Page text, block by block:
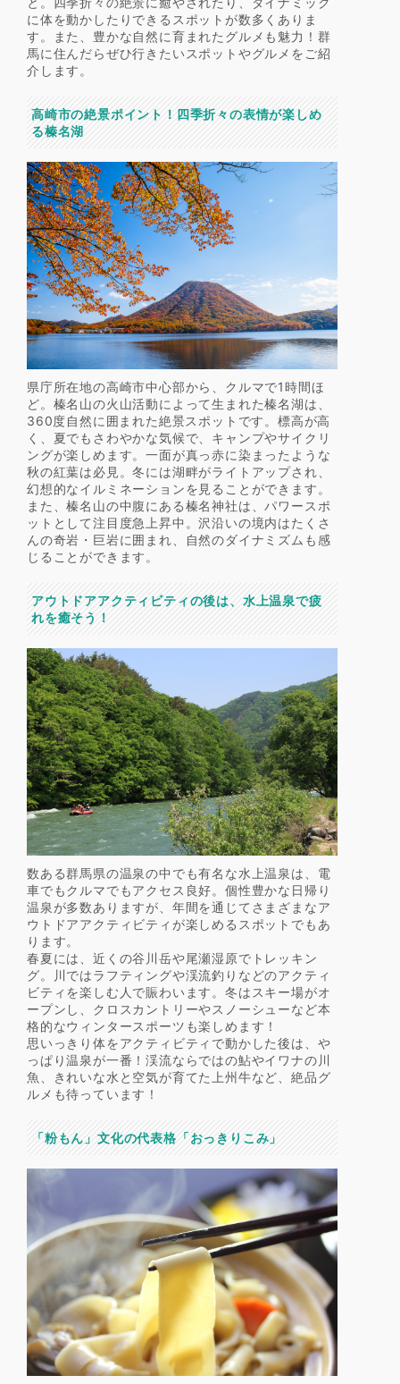
に体を動かしたりできるスポットが数多くありま
す。また、豊かな自然に育まれたグルメも魅力！群
馬に住んだらぜひ行きたいスポットやグルメをご紹
介します。
高崎市の絶景ポイント！四季折々の表情が楽しめ
る榛名湖
県庁所在地の高崎市中心部から、クルマで1時間ほ
ど。榛名山の火山活動によって生まれた榛名湖は、
360度自然に囲まれた絶景スポットです。標高が高
く、夏でもさわやかな気候で、キャンプやサイクリ
ングが楽しめます。一面が真っ赤に染まったような
秋の紅葉は必見。冬には湖畔がライトアップされ、
幻想的なイルミネーションを見ることができます。
また、榛名山の中腹にある榛名神社は、パワースポ
ットとして注目度急上昇中。沢沿いの境内はたくさ
んの奇岩・巨岩に囲まれ、自然のダイナミズムも感
じることができます。
アウトドアアクティビティの後は、水上温泉で疲
れを癒そう！
数ある群馬県の温泉の中でも有名な水上温泉は、電
車でもクルマでもアクセス良好。個性豊かな日帰り
温泉が多数ありますが、年間を通じてさまざまなア
ウトドアアクティビティが楽しめるスポットでもあ
ります。
春夏には、近くの谷川岳や尾瀬湿原でトレッキン
グ。川ではラフティングや渓流釣りなどのアクティ
ビティを楽しむ人で賑わいます。冬はスキー場がオ
ープンし、クロスカントリーやスノーシューなど本
格的なウィンタースポーツも楽しめます！
思いっきり体をアクティビティで動かした後は、や
っぱり温泉が一番！渓流ならではの鮎やイワナの川
魚、きれいな水と空気が育てた上州牛など、絶品グ
ルメも待っています！
「粉もん」文化の代表格「おっきりこみ」